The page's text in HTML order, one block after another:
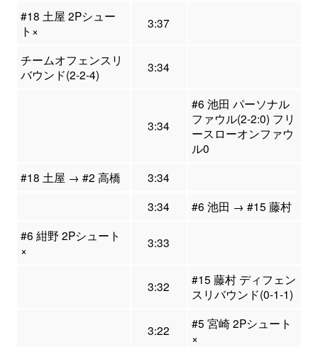
#18 土屋 2Pシュー
ト×
3:37
チームオフェンスリ
バウンド(2-2-4)
3:34
3:34
#6 池田 パーソナル
ファウル(2-2:0) フリ
ースローオンファウ
ル0
#18 土屋 → #2 高橋
3:34
3:34
#6 池田 → #15 藤村
#6 紺野 2Pシュート
×
3:33
3:32
#15 藤村 ディフェン
スリバウンド(0-1-1)
3:22
#5 宮崎 2Pシュート
×